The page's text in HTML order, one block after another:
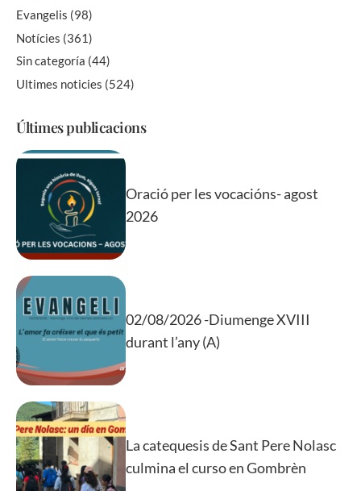
Evangelis (98)
Notícies (361)
Sin categoría (44)
Ultimes noticies (524)
Últimes publicacions
Oració per les vocacións- agost
2026
02/08/2026 -Diumenge XVIII
durant l’any (A)
La catequesis de Sant Pere Nolasc
culmina el curso en Gombrèn